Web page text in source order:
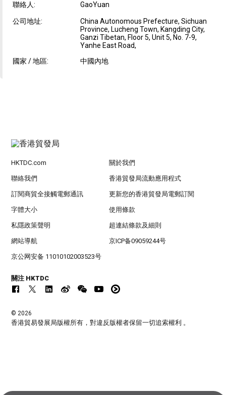
聯絡人: GaoYuan
公司地址:
China Autonomous Prefecture, Sichuan
Province, Lucheng Town, Kangding City,
Ganzi Tibetan, Floor 5, Unit 5, No. 7-9,
Yanhe East Road,
國家 / 地區:
中國內地
HKTDC.com 關於我們
聯絡我們 香港貿發局流動應用程式
訂閱商貿全接觸電郵通訊 更新您的香港貿發局電郵訂閱
字體大小 使用條款
私隱政策聲明 超連結條款及細則
網站導航 京ICP备09059244号
京公网安备 11010102003523号
關注 HKTDC
© 2026
香港貿易發展局版權所有，對違反版權者保留一切追索權利 。